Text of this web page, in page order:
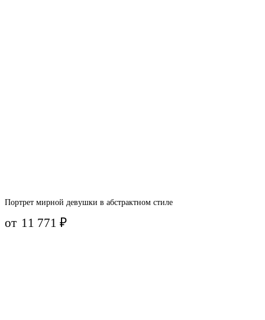
Портрет мирной девушки в абстрактном стиле
от 11 771₽